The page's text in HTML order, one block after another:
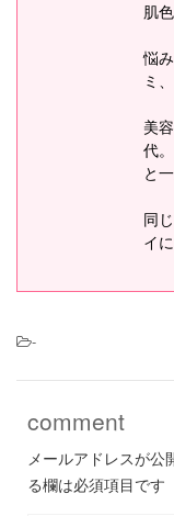
肌
悩
ミ
美
代
と
同
イ
-
comment
メールアドレスが公
る欄は必須項目です